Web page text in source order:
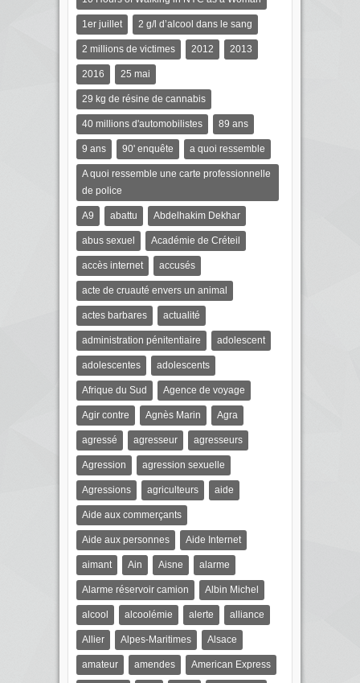
1er juillet 2 g/l d’alcool dans le sang
2 millions de victimes 2012 2013
2016 25 mai
29 kg de résine de cannabis
40 millions d'automobilistes 89 ans
9 ans 90' enquête a quoi ressemble
A quoi ressemble une carte professionnelle
de police
A9 abattu Abdelhakim Dekhar
abus sexuel Académie de Créteil
accès internet accusés
acte de cruauté envers un animal
actes barbares actualité
administration pénitentiaire adolescent
adolescentes adolescents
Afrique du Sud Agence de voyage
Agir contre Agnès Marin Agra
agressé agresseur agresseurs
Agression agression sexuelle
Agressions agriculteurs aide
Aide aux commerçants
Aide aux personnes Aide Internet
aimant Ain Aisne alarme
Alarme réservoir camion Albin Michel
alcool alcoolémie alerte alliance
Allier Alpes-Maritimes Alsace
amateur amendes American Express